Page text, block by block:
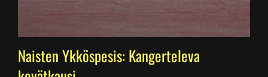
Naisten Ykköspesis: Kangerteleva